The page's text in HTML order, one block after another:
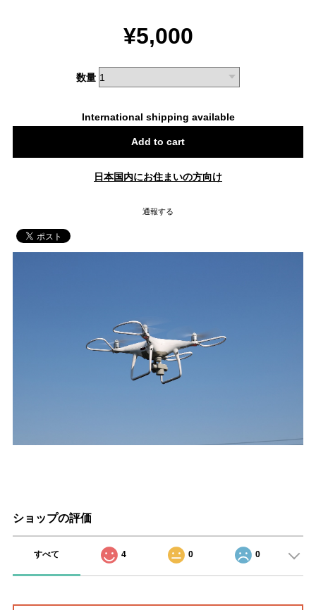
¥5,000
数量
International shipping available
Add to cart
日本国内にお住まいの方向け
通報する
ショップの評価
すべて 4 0 0